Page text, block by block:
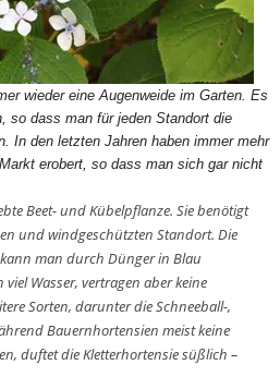
wieder eine Augenweide im Garten. Es
so dass man für jeden Standort die
In den letzten Jahren haben immer mehr
erobert, so dass man sich gar nicht
Beet- und Kübelpflanze. Sie benötigt
und windgeschützten Standort. Die
man durch Dünger in Blau
Wasser, vertragen aber keine
Sorten, darunter die Schneeball-,
Bauernhortensien meist keine
duftet die Kletterhortensie süßlich –